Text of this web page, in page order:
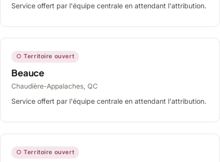
Service offert par l'équipe centrale en attendant l'attribution.
○ Territoire ouvert
Beauce
Chaudière-Appalaches, QC
Service offert par l'équipe centrale en attendant l'attribution.
○ Territoire ouvert